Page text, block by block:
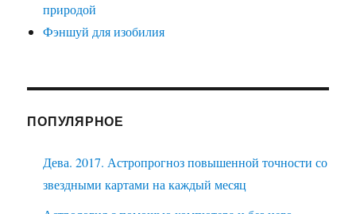
природой
Фэншуй для изобилия
ПОПУЛЯРНОЕ
Дева. 2017. Астропрогноз повышенной точности со
звездными картами на каждый месяц